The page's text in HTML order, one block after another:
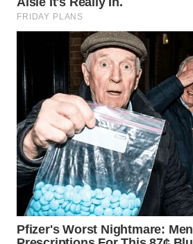
TINGGI
WN
KARAWANG
WN
BEKASI
WN
BOGOR